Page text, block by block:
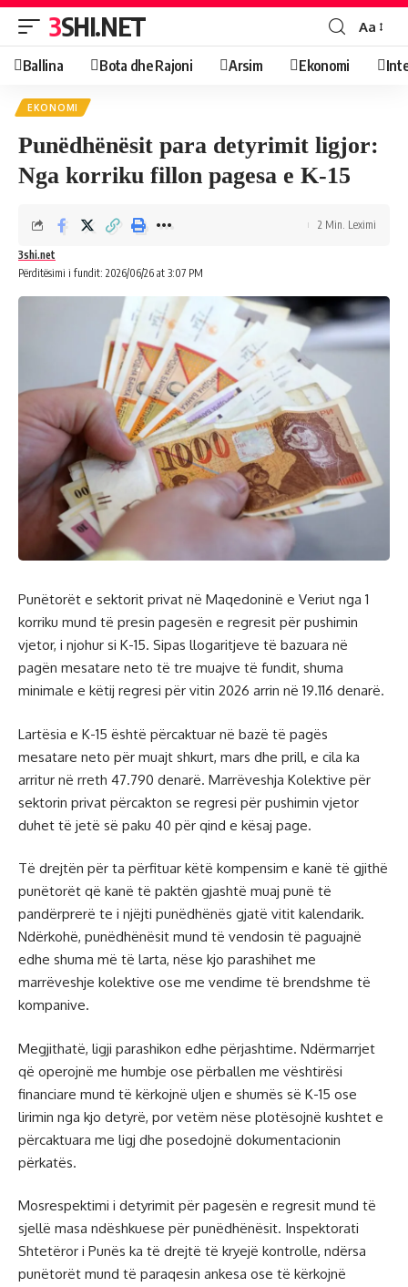
3SHI.NET Aa
Ballina Bota dhe Rajoni Arsim Ekonomi
EKONOMI
Punëdhënësit para detyrimit ligjor:
Nga korriku fillon pagesa e K-15
Përditësimi i fundit: 2026/06/26 at 3:07 PM
3shi.net
2 Min. Leximi
Punëtorët e sektorit privat në Maqedoninë e Veriut nga 1
korriku mund të presin pagesën e regresit për pushimin
vjetor, i njohur si K-15. Sipas llogaritjeve të bazuara në
pagën mesatare neto të tre muajve të fundit, shuma
minimale e këtij regresi për vitin 2026 arrin në 19.116 denarë.
Lartësia e K-15 është përcaktuar në bazë të pagës
mesatare neto për muajt shkurt, mars dhe prill, e cila ka
arritur në rreth 47.790 denarë. Marrëveshja Kolektive për
sektorin privat përcakton se regresi për pushimin vjetor
duhet të jetë së paku 40 për qind e kësaj page.
Të drejtën për ta përfituar këtë kompensim e kanë të gjithë
punëtorët që kanë të paktën gjashtë muaj punë të
pandërprerë te i njëjti punëdhënës gjatë vitit kalendarik.
Ndërkohë, punëdhënësit mund të vendosin të paguajnë
edhe shuma më të larta, nëse kjo parashihet me
marrëveshje kolektive ose me vendime të brendshme të
kompanive.
Megjithatë, ligji parashikon edhe përjashtime. Ndërmarrjet
që operojnë me humbje ose përballen me vështirësi
financiare mund të kërkojnë uljen e shumës së K-15 ose
lirimin nga kjo detyrë, por vetëm nëse plotësojnë kushtet e
përcaktuara me ligj dhe posedojnë dokumentacionin
përkatës.
Mosrespektimi i detyrimit për pagesën e regresit mund të
sjellë masa ndëshkuese për punëdhënësit. Inspektorati
Shtetëror i Punës ka të drejtë të kryejë kontrolle, ndërsa
punëtorët mund të paraqesin ankesa ose të kërkojnë